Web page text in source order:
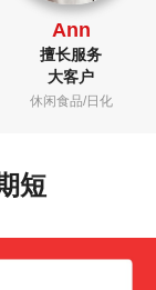
Ann
擅长服务
大客户
休闲食品/日化
短